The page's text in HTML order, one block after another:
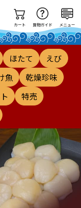
カート 買物ガイド メニュー
ほたて
えび
魚
乾燥珍味
特売